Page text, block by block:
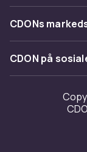
Tilbakekallinger
Varemerker
Om oss
Jobbe på CDON
Investor
Tilgjengelighet
CDONs
Merchant Help
CDON på